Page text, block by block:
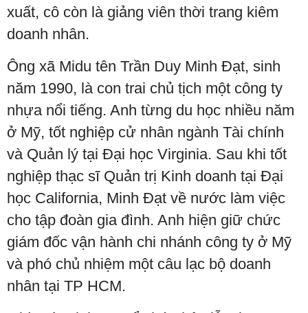
xuất, cô còn là giảng viên thời trang kiêm
doanh nhân.
Ông xã Midu tên Trần Duy Minh Đạt, sinh
năm 1990, là con trai chủ tịch một công ty
nhựa nổi tiếng. Anh từng du học nhiều năm
ở Mỹ, tốt nghiệp cử nhân ngành Tài chính
và Quản lý tại Đại học Virginia. Sau khi tốt
nghiệp thạc sĩ Quản trị Kinh doanh tại Đại
học California, Minh Đạt về nước làm việc
cho tập đoàn gia đình. Anh hiện giữ chức
giám đốc vận hành chi nhánh công ty ở Mỹ
và phó chủ nhiệm một câu lạc bộ doanh
nhân tại TP HCM.